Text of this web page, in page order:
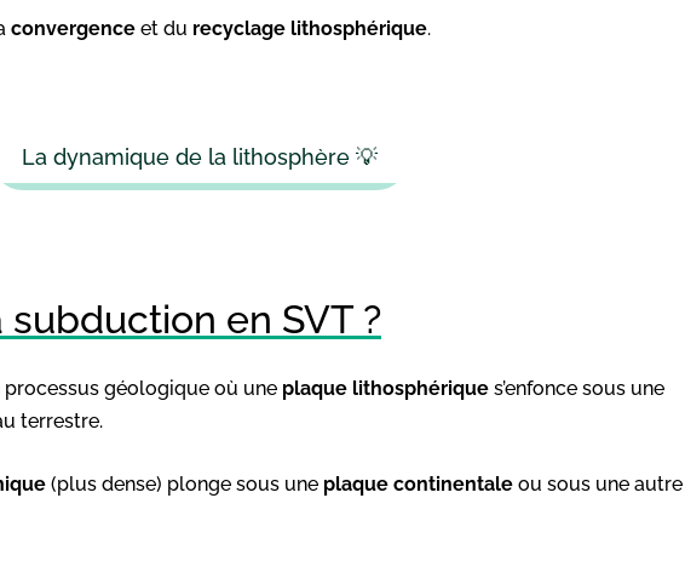
convergence et du recyclage lithosphérique.
La dynamique de la lithosphère 💡
subduction en SVT ?
processus géologique où une plaque lithosphérique s’enfonce sous une
terrestre.
(plus dense) plonge sous une plaque continentale ou sous une autre